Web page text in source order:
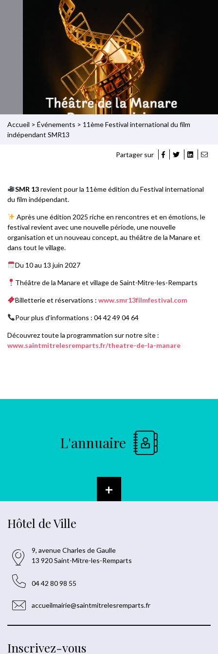
Accueil > Événements > 11ème Festival international du film
indépendant SMR13
Partager sur
SMR 13revient pour la 11ème édition du Festival international
du film indépendant.
Après une édition 2025 riche en rencontres et en émotions, le
festival revient avec une nouvelle période, une nouvelle
organisation et un nouveau concept, au théâtre de la Manare et
dans tout le village.
Du 10 au 13 juin 2027
Théâtre de la Manare et village de Saint-Mitre-les-Remparts
Billetterie et réservations : www.smr13filmfestival.com
Pour plus d’informations : 04 42 49 04 64
Découvrez toute la programmation sur notre site :
www.saintmitrelesremparts.fr/theatre-de-la-manare
L'annuaire
+
Hôtel de Ville
9, avenue Charles de Gaulle
13 920 Saint-Mitre-les-Remparts
04 42 80 98 55
accueilmairie@saintmitrelesremparts.fr
Inscrivez-vous